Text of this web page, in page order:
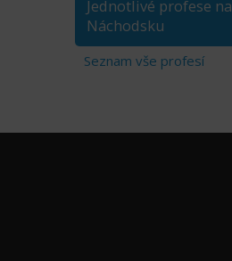
Jednotlivé profese na
Náchodsku
Seznam vše profesí